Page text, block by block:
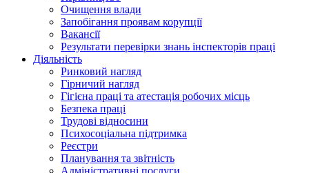
Очищення влади
Запобігання проявам корупції
Вакансії
Результати перевірки знань інспекторів праці
Діяльність
Ринковий нагляд
Гірничий нагляд
Гігієна праці та атестація робочих місць
Безпека праці
Трудові відносини
Психосоціальна підтримка
Реєстри
Планування та звітність
Адміністративні послуги